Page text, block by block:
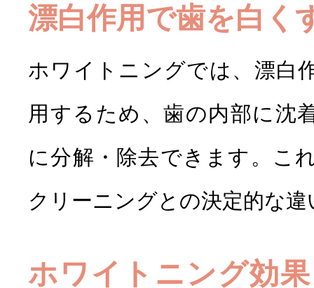
漂白作用で歯を白く
ホワイトニングでは、漂白
用するため、歯の内部に沈
に分解・除去できます。こ
クリーニングとの決定的な違
ホワイトニング効